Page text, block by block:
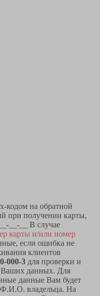
кодом на обратной
при получении карты,
__-__ В случае
карты и/или номер
если ошибка не
клиентов
000-3 для проверки и
Ваших данных. Для
данные Вам будет
Ф.И.О. владельца. На